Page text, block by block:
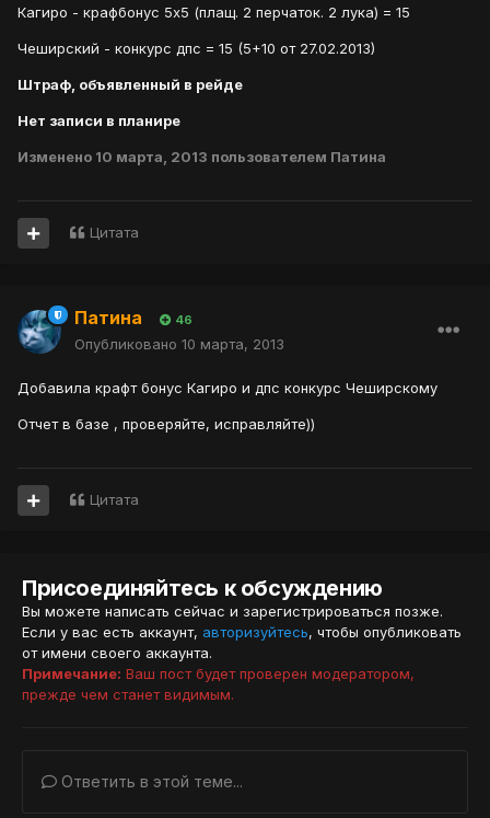
Кагиро - крафбонус 5х5 (плащ. 2 перчаток. 2 лука) = 15
Чеширский - конкурс дпс = 15 (5+10 от 27.02.2013)
Штраф, объявленный в рейде
Нет записи в планире
Изменено 10 марта, 2013 пользователем Патина
Цитата
Патина 46
Опубликовано 10 марта, 2013
Добавила крафт бонус Кагиро и дпс конкурс Чеширскому
Отчет в базе , проверяйте, исправляйте))
Цитата
Присоединяйтесь к обсуждению
Вы можете написать сейчас и зарегистрироваться позже.
Если у вас есть аккаунт, авторизуйтесь, чтобы опубликовать
от имени своего аккаунта.
Примечание: Ваш пост будет проверен модератором,
прежде чем станет видимым.
Ответить в этой теме...